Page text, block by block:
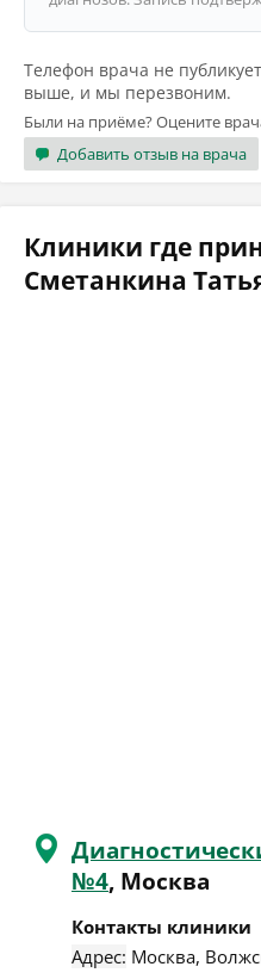
Телефон врача не
выше, и мы перезвоним.
Были на приёме? Оцените
Добавить отзыв на врача
Клиники где
Сметанкина
№4, Москва
Контакты клиники
Адрес: Москва,